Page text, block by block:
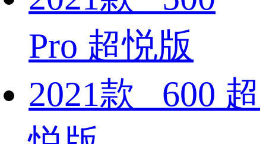
Pro 超悦版
2021款 600 超